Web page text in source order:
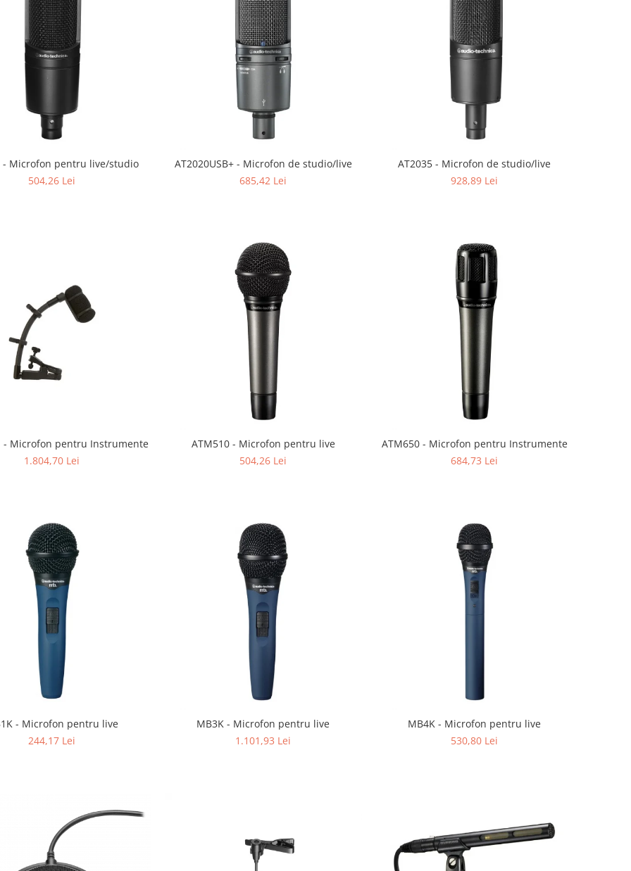
- Microfon pentru live/studio
504,26 Lei
AT2020USB+ - Microfon de studio/live
685,42 Lei
AT2035 - Microfon de studio/live
928,89 Lei
- Microfon pentru Instrumente
1.804,70 Lei
ATM510 - Microfon pentru live
504,26 Lei
ATM650 - Microfon pentru Instrumente
684,73 Lei
- Microfon pentru live
244,17 Lei
MB3K - Microfon pentru live
1.101,93 Lei
MB4K - Microfon pentru live
530,80 Lei